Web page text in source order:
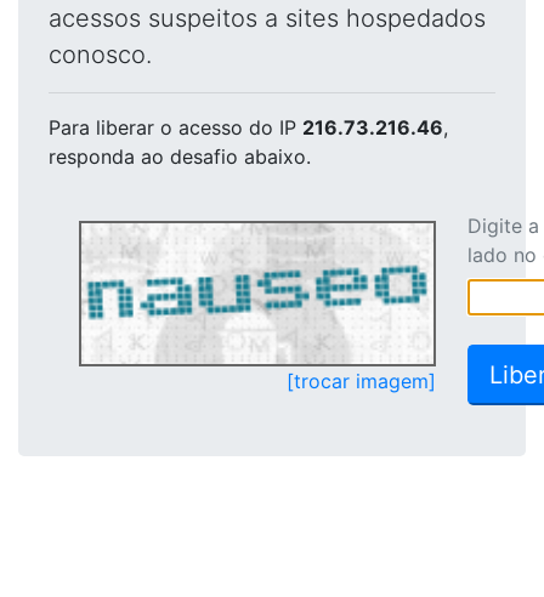
acessos suspeitos a sites hospedados
conosco.
Para liberar o acesso do IP 216.73.216.46,
responda ao desafio abaixo.
[trocar imagem]
Digite
lado no